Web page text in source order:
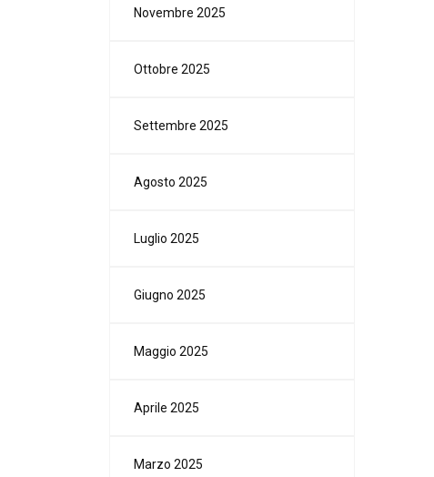
Novembre 2025
Ottobre 2025
Settembre 2025
Agosto 2025
Luglio 2025
Giugno 2025
Maggio 2025
Aprile 2025
Marzo 2025